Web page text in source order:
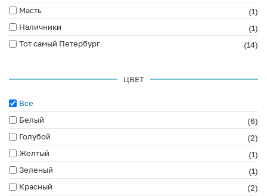
Масть
(1)
Наличники
(1)
Тот самый Петербург
(14)
ЦВЕТ
Все
Белый
(6)
Голубой
(2)
Желтый
(1)
Зеленый
(1)
Красный
(2)